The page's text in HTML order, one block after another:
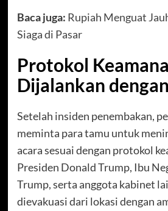
Baca juga: Rupiah Menguat
Siaga di Pasar
Protokol
Dijalankan
Setelah insiden penembakan,
meminta para tamu untuk
acara sesuai dengan protokol
Presiden Donald Trump, Ibu
Trump, serta anggota kabinet
dievakuasi dari lokasi dengan